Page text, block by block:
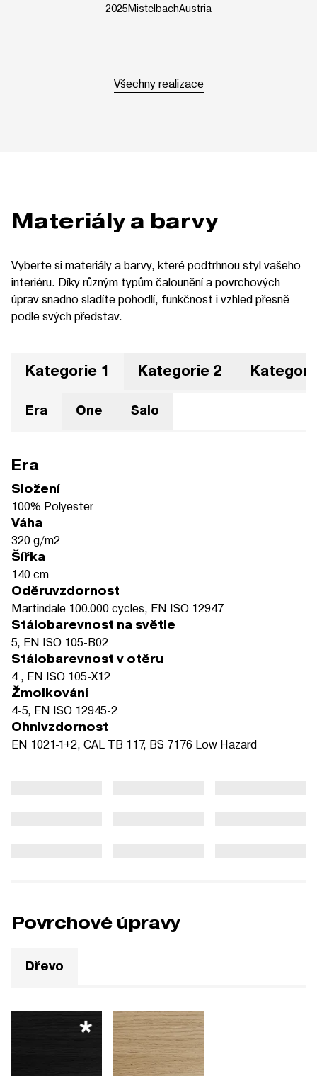
2025MistelbachAustria
Všechny realizace
Materiály a barvy
Vyberte si materiály a barvy, které podtrhnou styl vašeho
interiéru. Díky různým typům čalounění a povrchových
úprav snadno sladíte pohodlí, funkčnost i vzhled přesně
podle svých představ.
Kategorie 1 Kategorie 2
Era One Salo
Era
Složení
100% Polyester
Váha
320 g/m2
Šířka
140 cm
Oděruvzdornost
Martindale 100.000 cycles, EN ISO 12947
Stálobarevnost na světle
5, EN ISO 105-B02
Stálobarevnost v otěru
4 , EN ISO 105-X12
Žmolkování
4-5, EN ISO 12945-2
Ohnivzdornost
EN 1021-1+2, CAL TB 117, BS 7176 Low Hazard
Povrchové úpravy
Dřevo